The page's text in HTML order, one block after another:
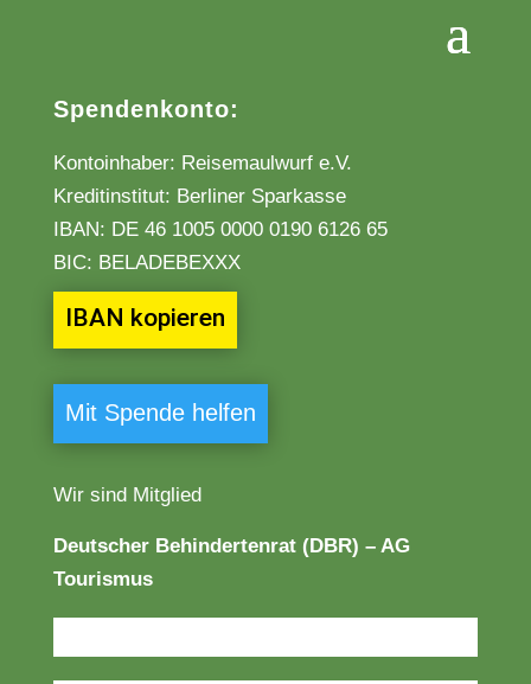
Spendenkonto:
Kontoinhaber: Reisemaulwurf e.V.
Kreditinstitut: Berliner Sparkasse
IBAN: DE 46 1005 0000 0190 6126 65
BIC: BELADEBEXXX
IBAN kopieren
Mit Spende helfen
Wir sind Mitglied
Deutscher Behindertenrat (DBR) – AG
Tourismus